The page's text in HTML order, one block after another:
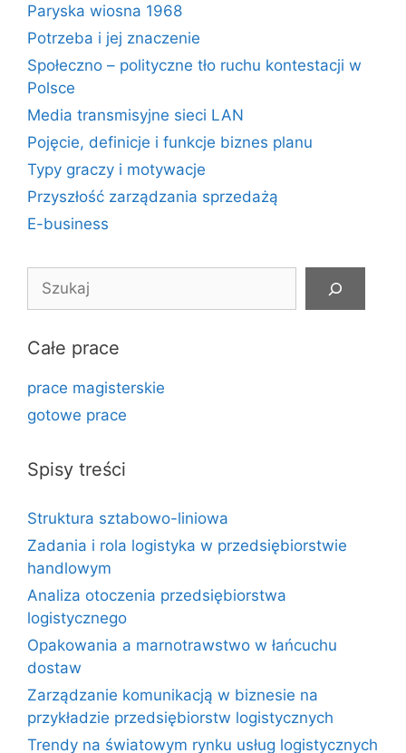
Paryska wiosna 1968
Potrzeba i jej znaczenie
Społeczno – polityczne tło ruchu kontestacji w
Polsce
Media transmisyjne sieci LAN
Pojęcie, definicje i funkcje biznes planu
Typy graczy i motywacje
Przyszłość zarządzania sprzedażą
E-business
Szukaj
Całe prace
prace magisterskie
gotowe prace
Spisy treści
Struktura sztabowo-liniowa
Zadania i rola logistyka w przedsiębiorstwie
handlowym
Analiza otoczenia przedsiębiorstwa
logistycznego
Opakowania a marnotrawstwo w łańcuchu
dostaw
Zarządzanie komunikacją w biznesie na
przykładzie przedsiębiorstw logistycznych
Trendy na światowym rynku usług logistycznych